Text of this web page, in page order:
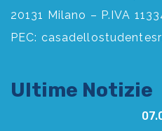
20131 Milano – P.IVA
PEC:
Ultime Notizie